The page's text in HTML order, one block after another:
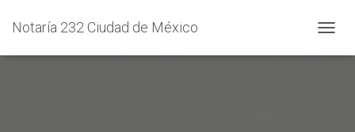
Notaría 232 Ciudad de México
A